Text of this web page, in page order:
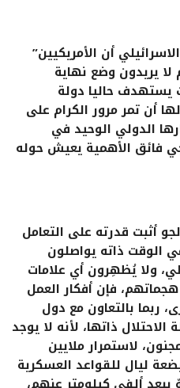
أن الأمريكيين”
لا يريدون وضع نهاية
يستهدف حاليا دولة
أن تمر مرور الكرام على
الدولي الوحيد في
فائق الأهمية يعيش حوله
أثبت قدرته على التعامل
الوقت ذاته يواصلون
ولا يُظهِرون أي علامات
فإن أفكار العمل
ربما بالتعاون مع دول
الاحتلال ذاتها، لأنه لا يوجد
لاستمرار ملايين
ليال للقواعد العسكرية